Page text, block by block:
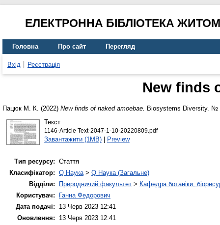
ЕЛЕКТРОННА БІБЛІОТЕКА
Головна Про сайт Перегляд
Вхід Реєстрація
New finds
Пацюк М. К. (2022) New finds of naked amoebae. Biosystems Diversity. №
Текст
1146-Article Text-2047-1-10-20220809.pdf
Завантажити (1MB)| Preview
Тип ресурсу: Стаття
Класифікатор: Q Наука> Q Наука (Загальне)
Відділи:
Природничий факультет > Кафедра ботаніки,
Користувач:
Ганна Федорович
Дата подачі:
13 Черв 2023 12:41
Оновлення:
13 Черв 2023 12:41